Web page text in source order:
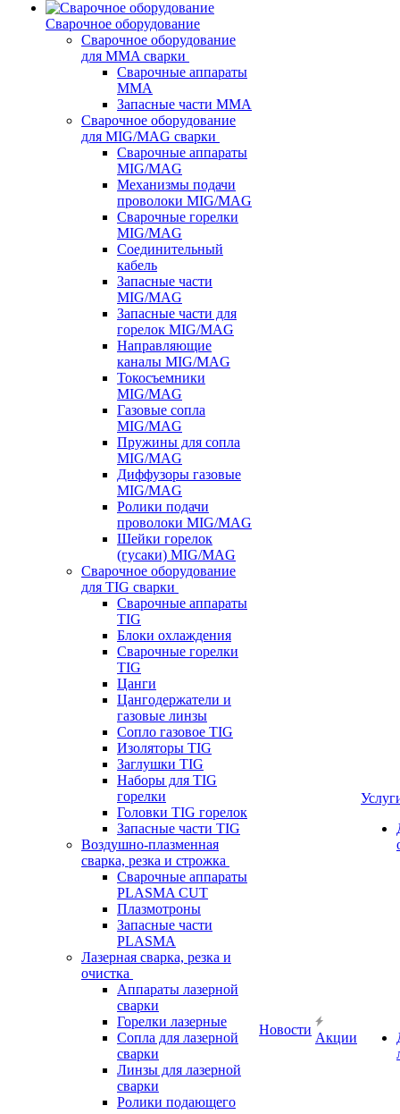
Сварочное оборудование
Сварочное оборудование
для MMA сварки
Сварочные аппараты
MMA
Запасные части MMA
Сварочное оборудование
для MIG/MAG сварки
Сварочные аппараты
MIG/MAG
Механизмы подачи
проволоки MIG/MAG
Сварочные горелки
MIG/MAG
Соединительный
кабель
Запасные части
MIG/MAG
Запасные части для
горелок MIG/MAG
Направляющие
каналы MIG/MAG
Токосъемники
MIG/MAG
Газовые сопла
MIG/MAG
Пружины для сопла
MIG/MAG
Диффузоры газовые
MIG/MAG
Ролики подачи
проволоки MIG/MAG
Шейки горелок
(гусаки) MIG/MAG
Сварочное оборудование
для TIG сварки
Сварочные аппараты
TIG
Блоки охлаждения
Сварочные горелки
TIG
Цанги
Цангодержатели и
газовые линзы
Сопло газовое TIG
Изоляторы TIG
Заглушки TIG
Наборы для TIG
горелки
Головки TIG горелок
Запасные части TIG
Воздушно-плазменная
сварка, резка и строжка
Сварочные аппараты
PLASMA CUT
Плазмотроны
Запасные части
PLASMA
Лазерная сварка, резка и
очистка
Аппараты лазерной
сварки
Горелки лазерные
Сопла для лазерной
сварки
Линзы для лазерной
сварки
Ролики подающего
Новости
Акции